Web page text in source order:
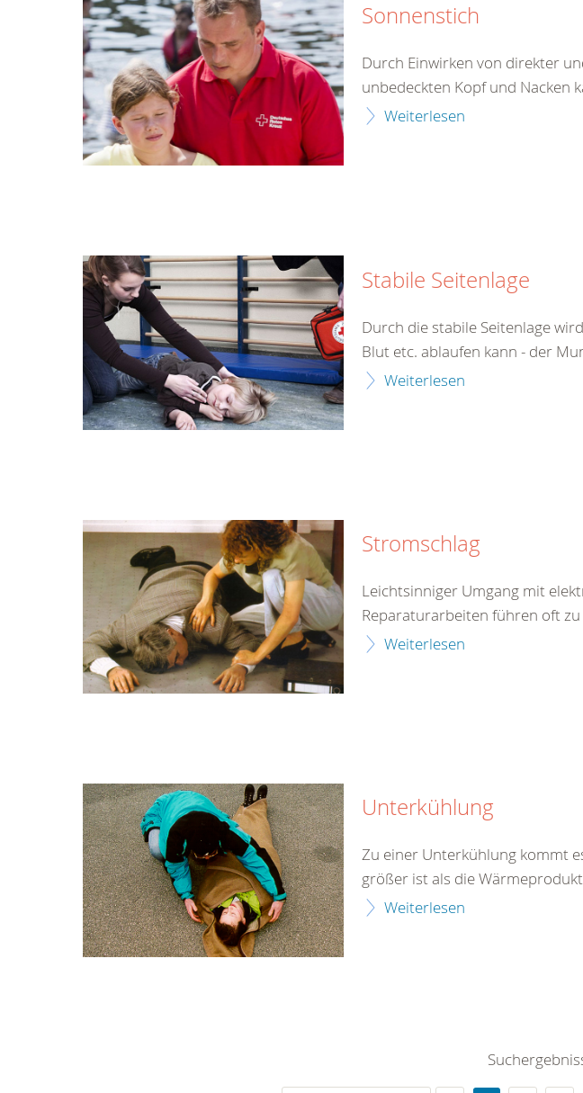
Sonnenstich
Durch Einwirken von direkter
unbedeckten Kopf und Nacken
Weiterlesen
Stabile Seitenlage
Durch die stabile Seitenlage
Blut etc. ablaufen kann - der
Weiterlesen
Stromschlag
Leichtsinniger Umgang mit
Reparaturarbeiten führen oft
Weiterlesen
Unterkühlung
Zu einer Unterkühlung kommt
größer ist als die
Weiterlesen